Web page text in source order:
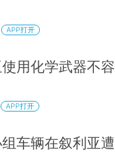
APP打开
用化学武器不容
APP打开
车辆在叙利亚遭